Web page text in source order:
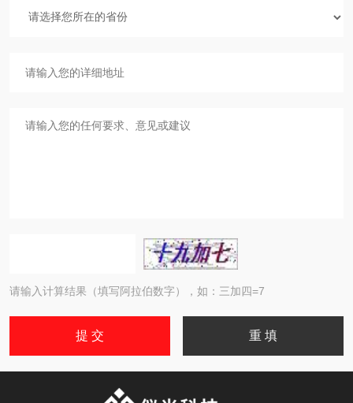
请输入计算结果（填写阿拉伯数字），如：三加四=7